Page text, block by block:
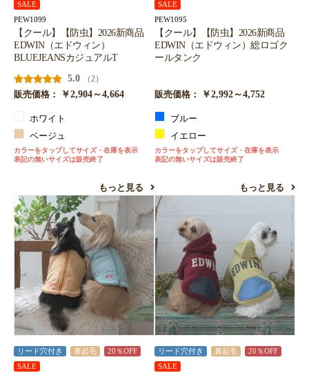
SALE
PEW1099
【クール】【防虫】2026新商品
EDWIN（エドウィン）
BLUEJEANSカジュアルT
5.0
（2）
販売価格：
￥2,904～4,664
ホワイト
ベージュ
カラーをタップしてサイズ・在庫を表示
表記の無いサイズは販売終了
もっと見る
SALE
PEW1095
【クール】【防虫】2026新商品
EDWIN（エドウィン）総ロゴク
ールタンク
販売価格： ￥2,992～4,752
ブルー
イエロー
カラーをタップしてサイズ・在庫を表示
表記の無いサイズは販売終了
もっと見る
リード穴付き 裏起毛
20％OFF
SALE
リード穴付き 裏起毛
20％OFF
SALE